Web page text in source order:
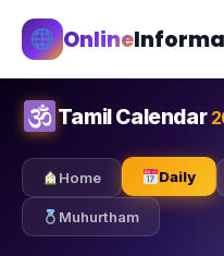
Online
Tamil Calendar
Home Daily
Muhurtham